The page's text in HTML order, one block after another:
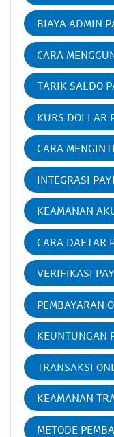
BIAYA ADMIN
CARA
TARIK SALDO
KURS DOLLAR
CARA
INTEGRASI
KEAMANAN
CARA DAFTAR
VERIFIKASI
PEMBAYARAN
KEUNTUNGAN
TRANSAKSI
KEAMANAN
METODE